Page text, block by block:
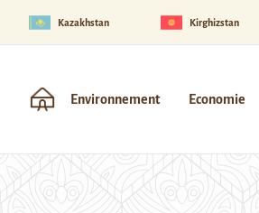
Kazakhstan Kirghizstan
Environnement Economie